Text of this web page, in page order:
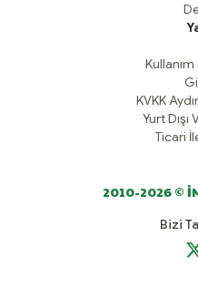
KVKK
Yurt Dışı
Ticari
2010-2026 ©
Bizi